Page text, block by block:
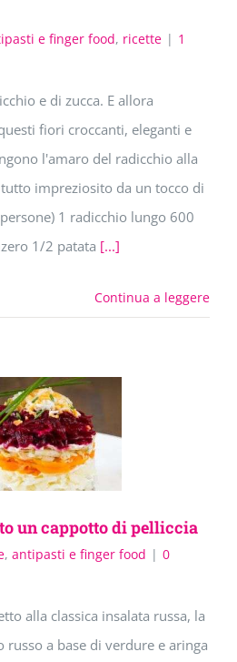
e finger food, ricette | 1
e di zucca. E allora
fiori croccanti, eleganti e
l'amaro del radicchio alla
impreziosito da un tocco di
1 radicchio lungo 600
1/2 patata [...]
Continua a leggere
un cappotto di pelliccia
, antipasti e finger food | 0
alla classica insalata russa, la
a base di verdure e aringa